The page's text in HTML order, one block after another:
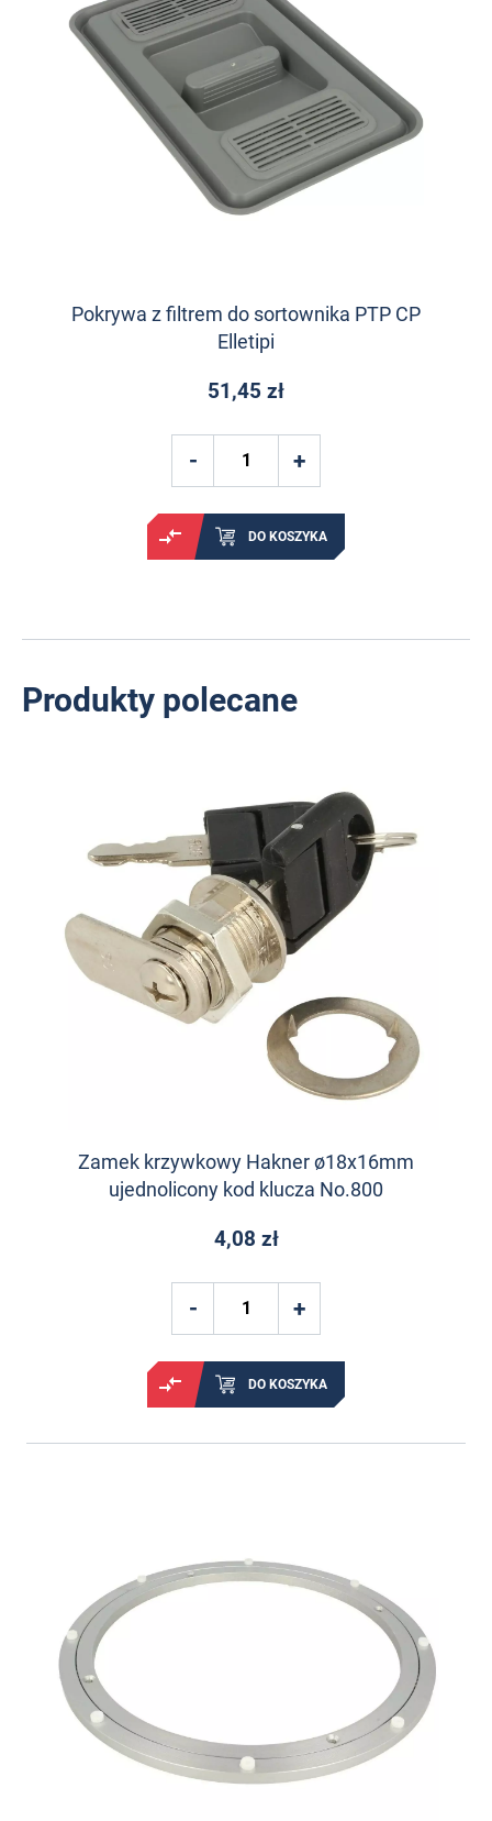
Pokrywa z filtrem do sortownika PTP CP
Elletipi
51,45 zł
DO KOSZYKA
Produkty polecane
Zamek krzywkowy Hakner ø18x16mm
ujednolicony kod klucza No.800
4,08 zł
DO KOSZYKA